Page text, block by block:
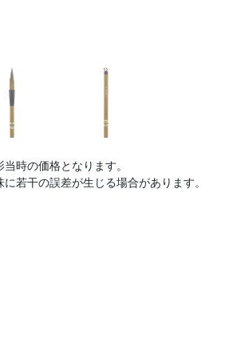
時の価格となります。
若干の誤差が生じる場合があります。